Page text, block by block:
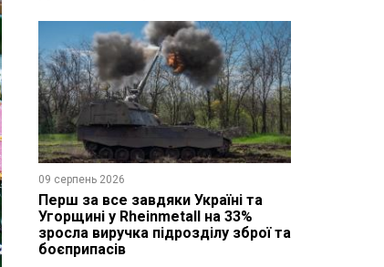
09 серпень 2026
Перш за все завдяки Україні та
Угорщині у Rheinmetall на 33%
зросла виручка підрозділу зброї та
боєприпасів